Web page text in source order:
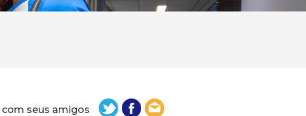
seus amigos